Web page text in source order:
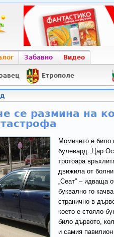
Забавно Видео
Етрополе
се размина на
Момичето е било
булевард „Цар
тротоара
движила от
„Сеат” – идваща
буквално го
странично в
което е стояло
било дървото,
и самия павилион